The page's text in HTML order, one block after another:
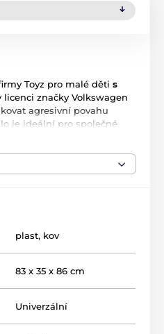
Toyz pro malé děti s
licenci značky Volkswagen
agresivní povahu
je ideální pro společné
bezpečnou podporu
vypadnutím. Pod
bateriemi
na pití
plast, kov
83 x 35 x 86 cm
Univerzální